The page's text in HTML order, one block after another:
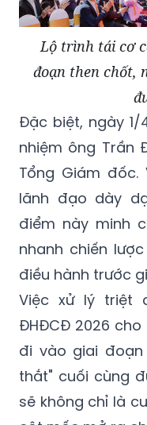
Lộ trình tái cơ
đoạn then chốt,
Đặc biệt, ngày 1/
nhiệm ông Trần
Tổng Giám
lãnh đạo dày
điểm này minh
nhanh chiến
điều hành trước
Việc xử lý triệt
ĐHĐCĐ 2026
đi vào giai đoạn
thắt" cuối cùng
sẽ không chỉ là